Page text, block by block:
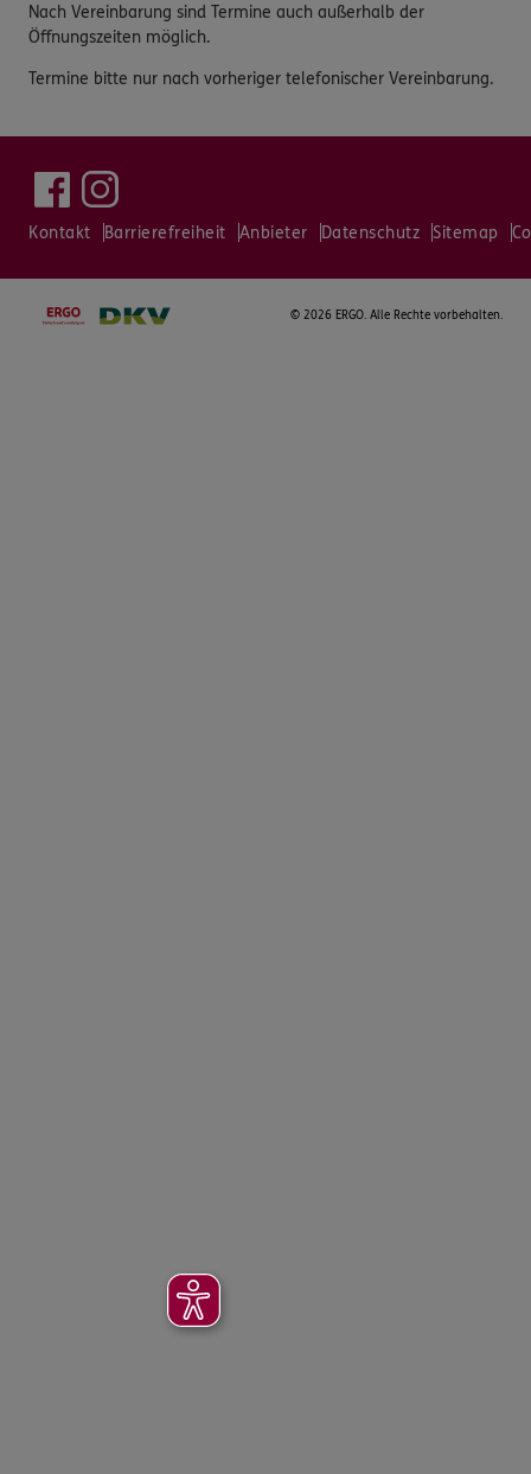
Nach Vereinbarung sind Termine auch außerhalb der
Öffnungszeiten möglich.
Termine bitte nur nach vorheriger telefonischer Vereinbarung.
Kontakt Barrierefreiheit Anbieter Datenschutz Sitemap
© 2026 ERGO. Alle Rechte vorbehalten.